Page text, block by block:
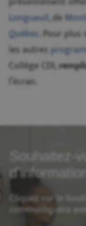
Longueuil , de
Québec . Pour
les autres
Collège CDI,
l’écran.
Souhaitez-
Cliquez sur le
communiquera